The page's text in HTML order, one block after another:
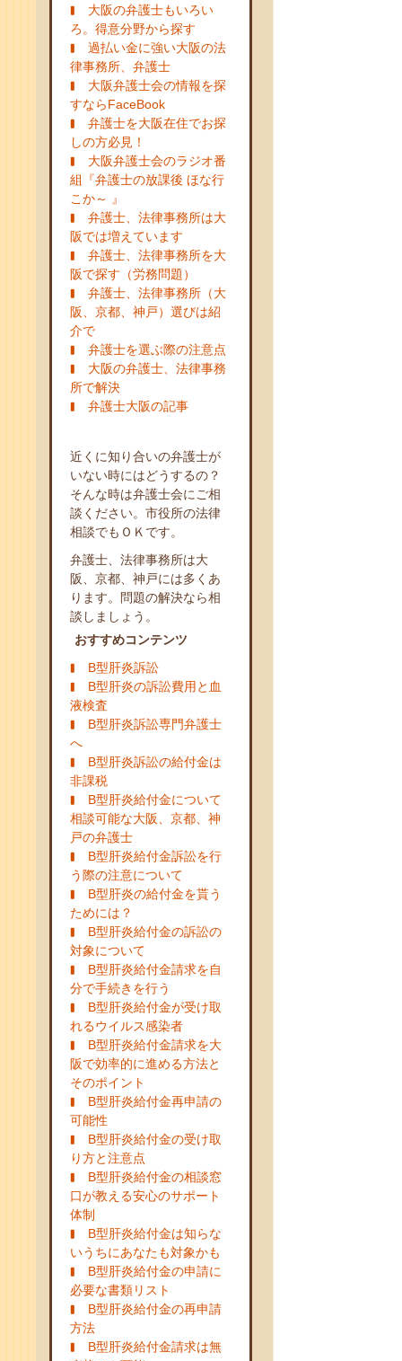
大阪の弁護士もいろい
ろ。得意分野から探す
過払い金に強い大阪の法
律事務所、弁護士
大阪弁護士会の情報を探
すならFaceBook
弁護士を大阪在住でお探
しの方必見！
大阪弁護士会のラジオ番
組『弁護士の放課後 ほな行
こか～ 』
弁護士、法律事務所は大
阪では増えています
弁護士、法律事務所を大
阪で探す（労務問題）
弁護士、法律事務所（大
阪、京都、神戸）選びは紹
介で
弁護士を選ぶ際の注意点
大阪の弁護士、法律事務
所で解決
弁護士大阪の記事
近くに知り合いの弁護士が
いない時にはどうするの？
そんな時は弁護士会にご相
談ください。市役所の法律
相談でもＯＫです。
弁護士、法律事務所は大
阪、京都、神戸には多くあ
ります。問題の解決なら相
談しましょう。
おすすめコンテンツ
B型肝炎訴訟
B型肝炎の訴訟費用と血
液検査
B型肝炎訴訟専門弁護士
へ
B型肝炎訴訟の給付金は
非課税
B型肝炎給付金について
相談可能な大阪、京都、神
戸の弁護士
B型肝炎給付金訴訟を行
う際の注意について
B型肝炎の給付金を貰う
ためには？
B型肝炎給付金の訴訟の
対象について
B型肝炎給付金請求を自
分で手続きを行う
B型肝炎給付金が受け取
れるウイルス感染者
B型肝炎給付金請求を大
阪で効率的に進める方法と
そのポイント
B型肝炎給付金再申請の
可能性
B型肝炎給付金の受け取
り方と注意点
B型肝炎給付金の相談窓
口が教える安心のサポート
体制
B型肝炎給付金は知らな
いうちにあなたも対象かも
B型肝炎給付金の申請に
必要な書類リスト
B型肝炎給付金の再申請
方法
B型肝炎給付金請求は無